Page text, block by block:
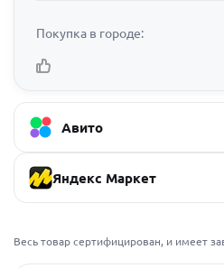
Покупка в городе:
Авито
Яндекс Маркет
Весь товар сертифицирован, и имеет